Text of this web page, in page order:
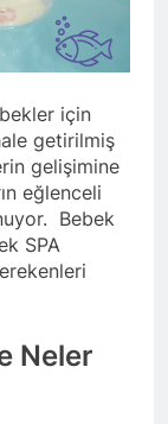
için
getirilmiş
gelişimine
eğlenceli
Bebek
SPA
Neler